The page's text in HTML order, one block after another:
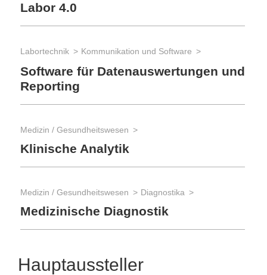
Labor 4.0
Labortechnik Kommunikation und Software
Software für Datenauswertungen und
Reporting
Medizin / Gesundheitswesen
Klinische Analytik
Medizin / Gesundheitswesen Diagnostika
Medizinische Diagnostik
Hauptaussteller